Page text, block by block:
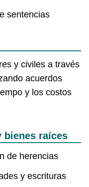
sentencias
y civiles a través
acuerdos
y los costos
bienes raíces
de herencias
y escrituras